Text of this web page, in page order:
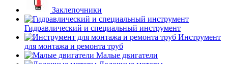
Заклепочники
Гидравлический и специальный инструмент
Инструмент
для монтажа и ремонта труб
Малые двигатели